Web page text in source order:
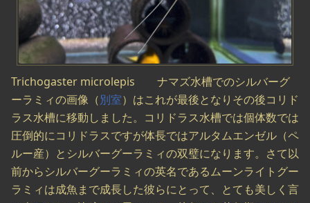
Trichogaster microlepis ナマズ水槽でのシルバーグ
ーラミィの画像（別室）はこれが最後となりその後コリド
ラス水槽に移動しました。コリドラス水槽では個体数では
圧倒的にコリドラスですが体長ではアルタムエンゼル（ペ
ルー産）とシルバーグーラミィの双璧になります。さて以
前からシルバーグーラミィの英名であるムーンライトグー
ラミィは成魚まで成長した彼らにとって、とても美しく言